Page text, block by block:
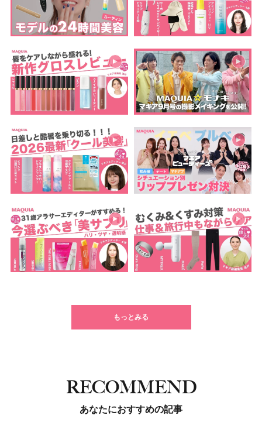
もっとみる
RECOMMEND
あなたにおすすめの記事